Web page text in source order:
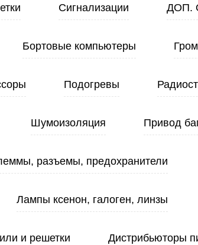
Сигнализации ДОП.
Бортовые компьютеры
Подогревы
Шумоизоляция Привод
разъемы, предохранители
Лампы ксенон, галоген, линзы
и решетки Дистрибьюторы